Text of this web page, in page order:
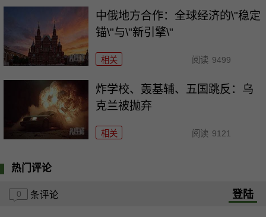
中俄地方合作：全球经济的\"稳定
锚\"与\"新引擎\"
相关 阅读 9499
炸学校、轰基辅、五国跳反：乌
克兰被抛弃
相关 阅读 9121
热门评论
0 条评论 登陆